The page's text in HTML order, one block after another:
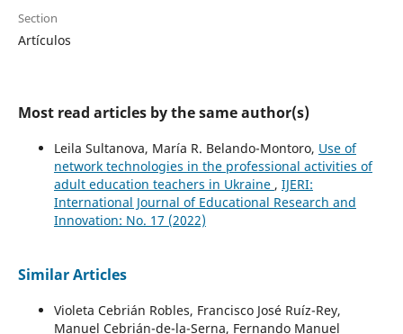
Section
Artículos
Most read articles by the same author(s)
Leila Sultanova, María R. Belando-Montoro, Use of
network technologies in the professional activities of
adult education teachers in Ukraine , IJERI:
International Journal of Educational Research and
Innovation: No. 17 (2022)
Similar Articles
Violeta Cebrián Robles, Francisco José Ruíz-Rey,
Manuel Cebrián-de-la-Serna, Fernando Manuel